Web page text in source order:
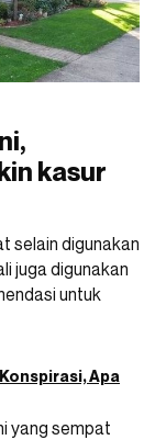
kasur
selain digunakan
juga digunakan
untuk
Apa
yang sempat